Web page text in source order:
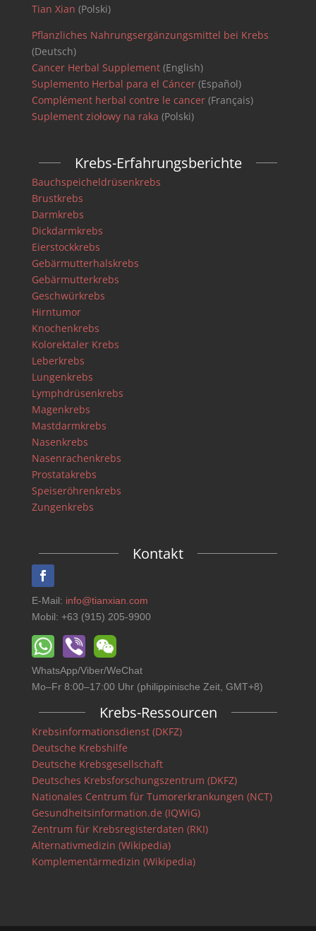
Tian Xian (Polski)
Pflanzliches Nahrungsergänzungsmittel bei Krebs
(Deutsch)
Cancer Herbal Supplement(English)
Suplemento Herbal para el Cáncer(Español)
Complément herbal contre le cancer(Français)
Suplement ziołowy na raka (Polski)
Krebs-Erfahrungsberichte
Bauchspeicheldrüsenkrebs
Brustkrebs
Darmkrebs
Dickdarmkrebs
Eierstockkrebs
Gebärmutterhalskrebs
Gebärmutterkrebs
Geschwürkrebs
Hirntumor
Knochenkrebs
Kolorektaler Krebs
Leberkrebs
Lungenkrebs
Lymphdrüsenkrebs
Magenkrebs
Mastdarmkrebs
Nasenkrebs
Nasenrachenkrebs
Prostatakrebs
Speiseröhrenkrebs
Zungenkrebs
Kontakt
E-Mail: info@tianxian.com
Mobil: +63 (915) 205-9900
WhatsApp/Viber/WeChat
Mo–Fr 8:00–17:00 Uhr (philippinische Zeit, GMT+8)
Krebs-Ressourcen
Krebsinformationsdienst (DKFZ)
Deutsche Krebshilfe
Deutsche Krebsgesellschaft
Deutsches Krebsforschungszentrum (DKFZ)
Nationales Centrum für Tumorerkrankungen (NCT)
Gesundheitsinformation.de (IQWiG)
Zentrum für Krebsregisterdaten (RKI)
Alternativmedizin (Wikipedia)
Komplementärmedizin (Wikipedia)